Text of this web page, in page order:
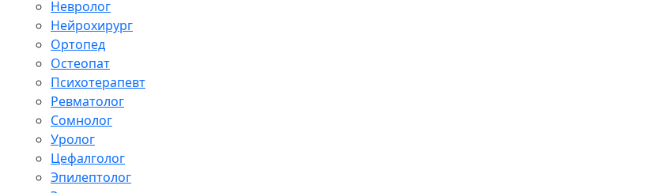
Невролог
Нейрохирург
Ортопед
Остеопат
Психотерапевт
Ревматолог
Сомнолог
Уролог
Цефалголог
Эпилептолог